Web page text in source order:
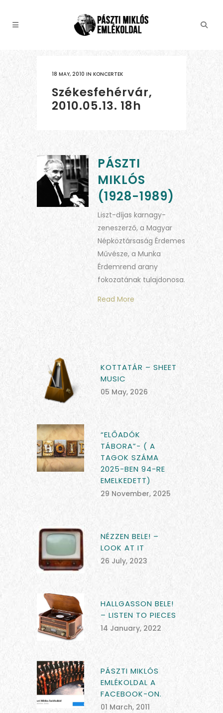
18 MAY, 2010 IN KONCERTEK
Székesfehérvár,
2010.05.13. 18h
PÁSZTI
MIKLÓS
(1928-1989)
Liszt-díjas karnagy-
zeneszerző, a Magyar
Népköztársaság Érdemes
Művésze, a Munka
Érdemrend arany
fokozatának tulajdonosa.
Read More
KOTTATÁR – SHEET
MUSIC
05 May, 2026
“ELŐADÓK
TÁBORA”- ( A
TAGOK SZÁMA
2025-BEN 94-RE
EMELKEDETT)
29 November, 2025
NÉZZEN BELE! –
LOOK AT IT
26 July, 2023
HALLGASSON BELE!
– LISTEN TO PIECES
14 January, 2022
PÁSZTI MIKLÓS
EMLÉKOLDAL A
FACEBOOK-ON.
01 March, 2011